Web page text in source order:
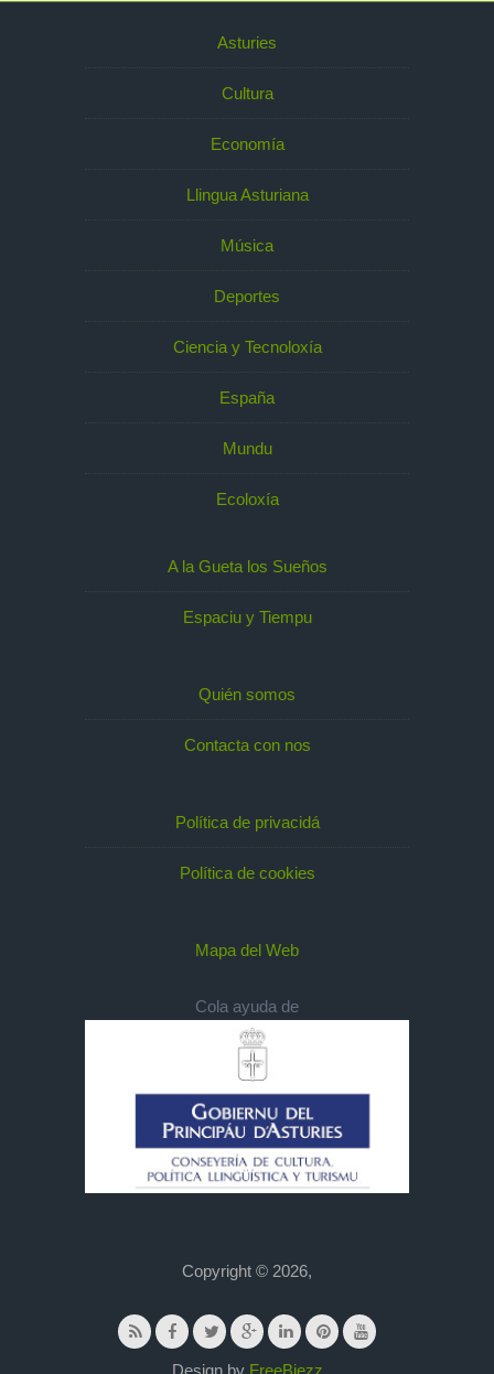
Asturies
Cultura
Economía
Llingua Asturiana
Música
Deportes
Ciencia y Tecnoloxía
España
Mundu
Ecoloxía
A la Gueta los Sueños
Espaciu y Tiempu
Quién somos
Contacta con nos
Política de privacidá
Política de cookies
Mapa del Web
Cola ayuda de
Copyright © 2026,
Design by FreeBiezz